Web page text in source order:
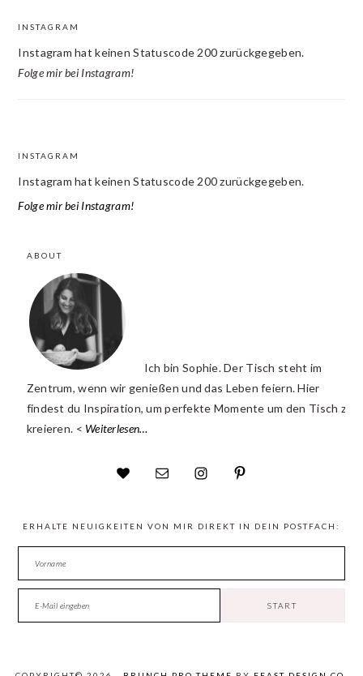
INSTAGRAM
Instagram hat keinen Statuscode 200 zurückgegeben.
Folge mir bei Instagram!
FOOTER
INSTAGRAM
Instagram hat keinen Statuscode 200 zurückgegeben.
Folge mir bei Instagram!
ABOUT
Ich bin Sophie. Der Tisch steht im
Zentrum, wenn wir genießen und das Leben feiern. Hier
findest du Inspiration, um perfekte Momente um den Tisch zu
kreieren. < Weiterlesen…
ERHALTE NEUIGKEITEN VON MIR DIREKT IN DEIN POSTFACH: